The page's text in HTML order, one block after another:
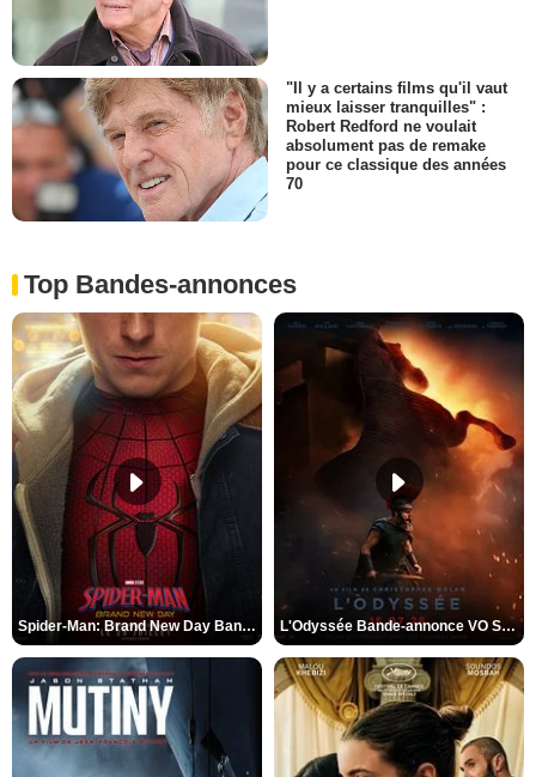
"Il y a certains films qu'il vaut
mieux laisser tranquilles" :
Robert Redford ne voulait
absolument pas de remake
pour ce classique des années
70
Top Bandes-annonces
Spider-Man: Brand New Day Bande-annonce VO STFR L'Odyssée Bande-annonce VO STFR